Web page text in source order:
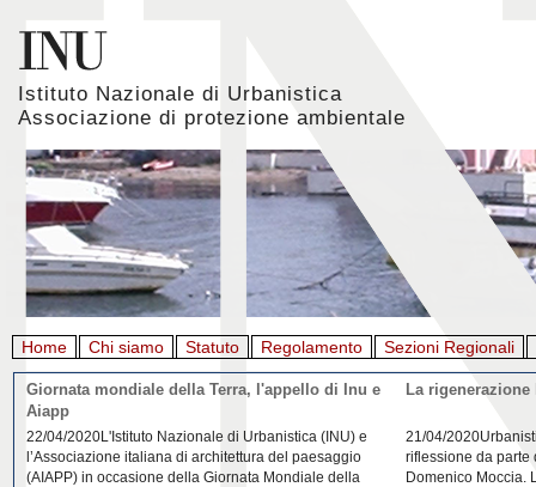
Istituto Nazionale di Urbanistica
Associazione di protezione ambientale
Home Chi siamo Statuto Regolamento Sezioni Regionali
Giornata mondiale della Terra, l'appello di Inu e
Aiapp
22/04/2020L'Istituto Nazionale di Urbanistica (INU) e
l’Associazione italiana di architettura del paesaggio
(AIAPP) in occasione della Giornata Mondiale della
La
21/04/
riflessione da parte
Domenico Moccia.